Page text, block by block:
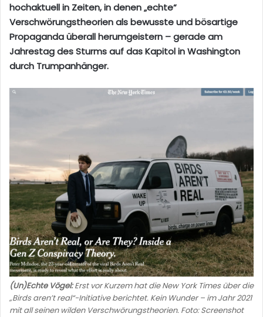
hochaktuell in Zeiten, in denen „echte“
Verschwörungstheorien als bewusste und bösartige
Propaganda überall herumgeistern – gerade am
Jahrestag des Sturms auf das Kapitol in Washington
durch Trumpanhänger.
(Un)Echte Vögel:Erst vor Kurzem hat die New York Times über die
„Birds aren’t real“-Initiative berichtet. Kein Wunder – im Jahr 2021
mit all seinen wilden Verschwörungstheorien. Foto: Screenshot